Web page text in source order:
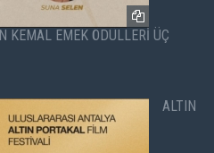
KEMAL EMEK ÖDÜLLERİ ÜÇ
ALTIN